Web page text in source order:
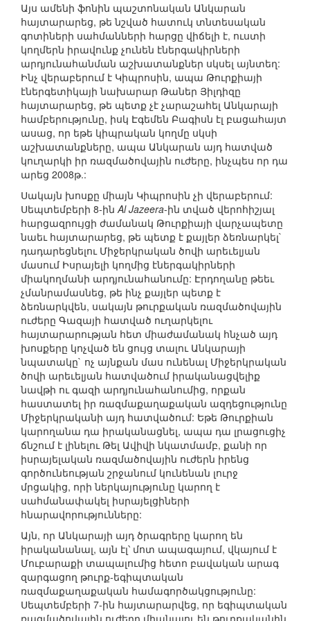
Այս ամենի ֆոնին պաշտոնական Անկարան
հայտարարեց, թե նշված հատուկ տնտեսական
գոտիների սահմանների հարցը վիճելի է, ուստի
կողմերն իրավունք չունեն էներգակիրների
արդյունահանման աշխատանքներ սկսել այնտեղ:
Ինչ վերաբերում է Կիպրոսին, ապա Թուրքիայի
էներգետիկայի նախարար Թաներ Յիլդիզը
հայտարարեց, թե պետք չէ չարաշահել Անկարայի
համբերությունը, իսկ Էգեմեն Բագիսն էլ բացահայտ
ասաց, որ եթե կիպրական կողմը սկսի
աշխատանքները, ապա Անկարան այդ հատված
կուղարկի իր ռազմածովային ուժերը, ինչպես որ դա
արեց 2008թ.:
Սակայն խոսքը միայն Կիպրոսին չի վերաբերում:
Սեպտեմբերի 8-ինAl Jazeera-ին տված վերոհիշյալ
հարցազրույցի ժամանակ Թուրքիայի վարչապետը
նաեւ հայտարարեց, թե պետք է քայլեր ձեռնարկել`
դադարեցնելու Միջերկրական ծովի արեւելյան
մասում Իսրայելի կողմից էներգակիրների
միակողմանի արդյունահանումը: Էրդողանը թեեւ
չմանրամասնեց, թե ինչ քայլեր պետք է
ձեռնարկվեն, սակայն թուրքական ռազմածովային
ուժերը Գազայի հատված ուղարկելու
հայտարարության հետ միաժամանակ հնչած այդ
խոսքերը կոչված են ցույց տալու Անկարայի
նպատակը` ոչ այնքան մաս ունենալ Միջերկրական
ծովի արեւելյան հատվածում իրականացվելիք
նավթի ու գազի արդյունահանումից, որքան
հաստատել իր ռազմաքաղաքական ազդեցությունը
Միջերկրականի այդ հատվածում: Եթե Թուրքիան
կարողանա դա իրականացնել, ապա դա լրացուցիչ
ճնշում է լինելու Թել Ավիվի նկատմամբ, քանի որ
իսրայելական ռազմածովային ուժերն իրենց
գործունեության շրջանում կունենան լուրջ
մրցակից, որի ներկայությունը կարող է
սահմանափակել իսրայելցիների
հնարավորությունները:
Այն, որ Անկարայի այդ ծրագրերը կարող են
իրականանալ, այն էլ՝ մոտ ապագայում, վկայում է
Մուբարաքի տապալումից հետո բավական արագ
զարգացող թուրք-եգիպտական
ռազմաքաղաքական համագործակցությունը:
Սեպտեմբերի 7-ին հայտարարվեց, որ եգիպտական